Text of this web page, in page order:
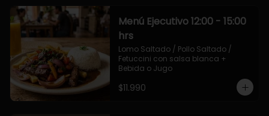
Menú Ejecutivo 12:00 - 15:00
hrs
Lomo Saltado / Pollo Saltado /
Fetuccini con salsa blanca +
Bebida o Jugo
$11.990